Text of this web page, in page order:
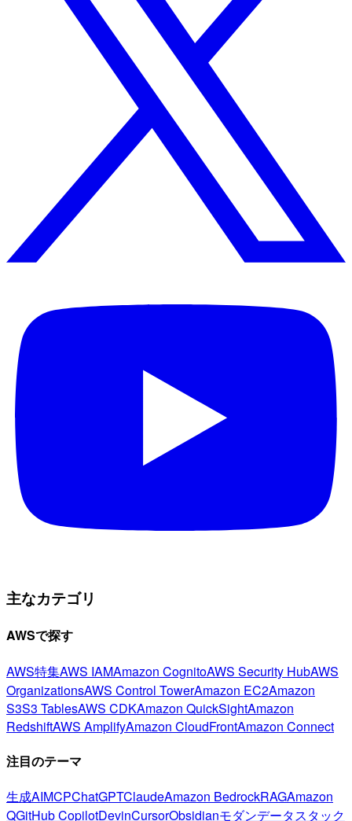
主なカテゴリ
AWSで探す
AWS特集AWS IAMAmazon CognitoAWS Security HubAWS
OrganizationsAWS Control TowerAmazon EC2Amazon
S3S3 TablesAWS CDKAmazon QuickSightAmazon
RedshiftAWS AmplifyAmazon CloudFrontAmazon Connect
注目のテーマ
生成AIMCPChatGPTClaudeAmazon BedrockRAGAmazon
QGitHub CopilotDevinCursorObsidianモダンデータスタック